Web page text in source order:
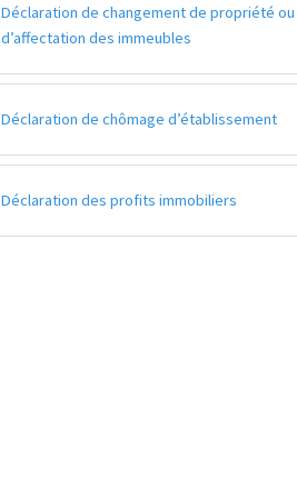
Déclaration de changement de propriété ou
d’affectation des immeubles
Déclaration de chômage d’établissement
Déclaration des profits immobiliers